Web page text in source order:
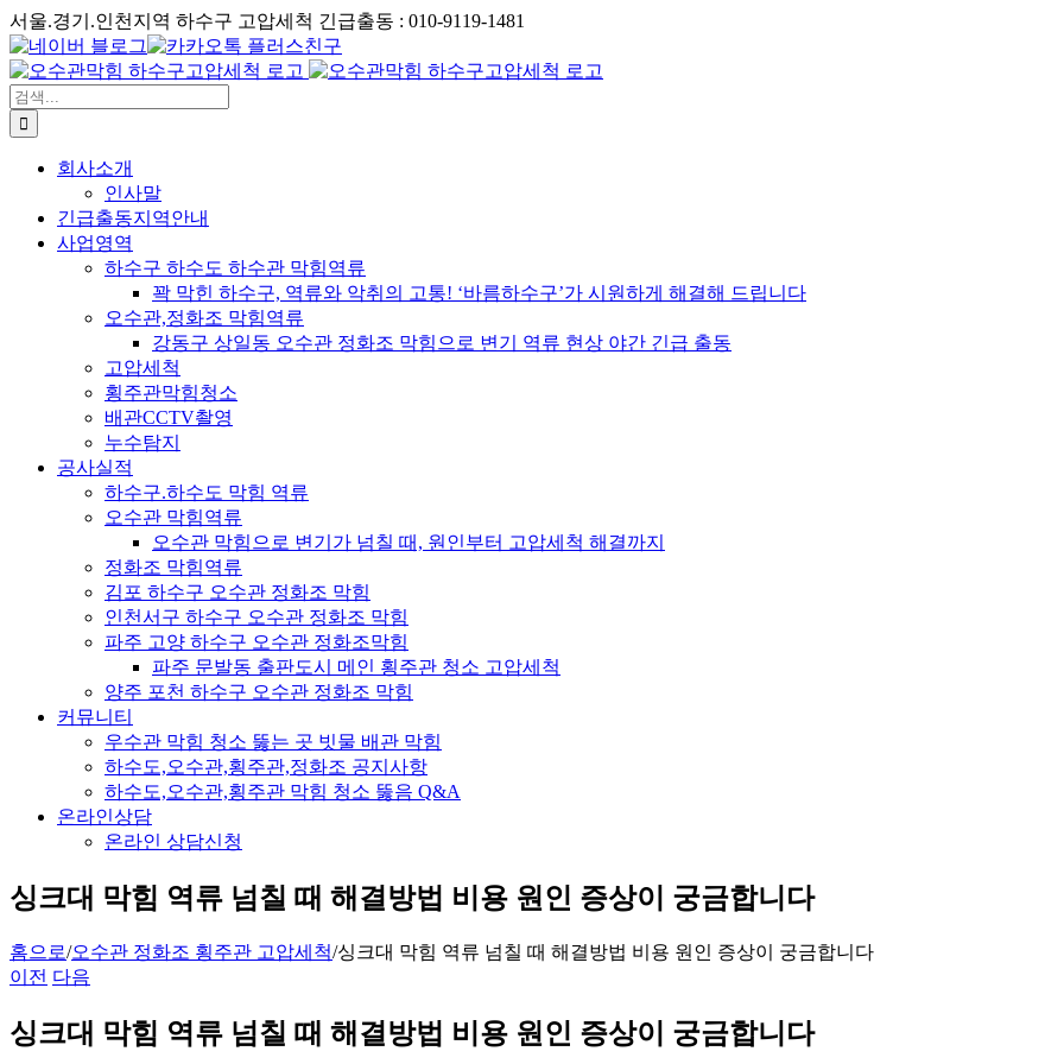
콘
텐
츠
로
건
너
서울.경기.인천지역 하수구 고압세척 긴급출동 : 010-9119-1481
네
이
버
블
로
카
카
스
친
검
색:
회사소개
인사말
긴급출동지역안내
사업영역
하수구 하수도 하수관 막힘역류
꽉 막힌 하수구, 역류와 악취의 고통! ‘바름하수구’가 시원하게 해결해 드립니다
오수관,정화조 막힘역류
강동구 상일동 오수관 정화조 막힘으로 변기 역류 현상 야간 긴급 출동
고압세척
횡주관막힘청소
배관CCTV촬영
누수탐지
공사실적
하수구.하수도 막힘 역류
오수관 막힘역류
오수관 막힘으로 변기가 넘칠 때, 원인부터 고압세척 해결까지
정화조 막힘역류
김포 하수구 오수관 정화조 막힘
인천서구 하수구 오수관 정화조 막힘
파주 고양 하수구 오수관 정화조막힘
파주 문발동 출판도시 메인 횡주관 청소 고압세척
양주 포천 하수구 오수관 정화조 막힘
커뮤니티
우수관 막힘 청소 뚫는 곳 빗물 배관 막힘
하수도,오수관,횡주관,정화조 공지사항
하수도,오수관,횡주관 막힘 청소 뚫음 Q&A
온라인상담
온라인 상담신청
싱크대 막힘 역류 넘칠 때 해결방법 비용 원인 증상이 궁금합니다
홈으로/오수관 정화조 횡주관 고압세척/싱크대 막힘 역류 넘칠 때 해결방법 비용 원인 증상이 궁금합니다
이전 다음
싱크대 막힘 역류 넘칠 때 해결방법 비용 원인 증상이 궁금합니다